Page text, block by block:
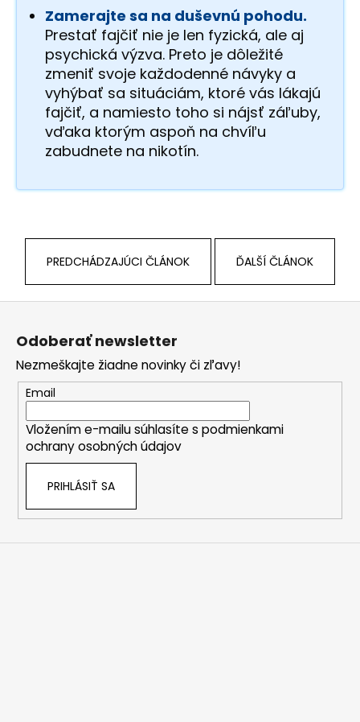
Zamerajte sa na duševnú pohodu.
Prestať fajčiť nie je len fyzická, ale aj
psychická výzva. Preto je dôležité
zmeniť svoje každodenné návyky a
vyhýbať sa situáciám, ktoré vás lákajú
fajčiť, a namiesto toho si nájsť záľuby,
vďaka ktorým aspoň na chvíľu
zabudnete na nikotín.
PREDCHÁDZAJÚCI ČLÁNOK ĎALŠÍ ČLÁNOK
Z
Odoberať newsletter
Nezmeškajte žiadne novinky či zľavy!
Email
Vložením e-mailu súhlasíte s podmienkami
ochrany osobných údajov
PRIHLÁSIŤ SA